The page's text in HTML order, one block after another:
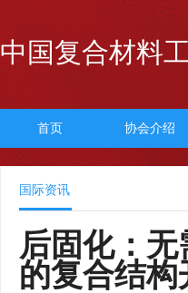
中国复合材料
首页 协会介绍
国际资讯
后固化：
的复合结构